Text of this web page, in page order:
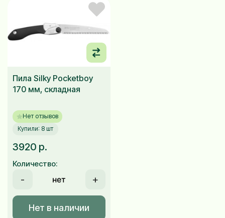
Пила Silky Pocketboy
170 мм, складная
Нет отзывов
Купили: 8 шт
3920 р.
Количество:
- +
Нет в наличии